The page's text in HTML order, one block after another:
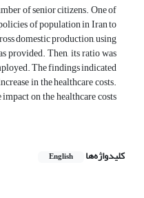
of senior citizens. One of
of population in Iran to
domestic production, using
provided. Then, its ratio was
The findings indicated
in the healthcare costs.
on the healthcare costs
کلیدواژه‌ها English